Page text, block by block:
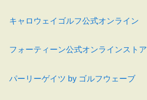
キャロウェイゴルフ公式オンライン
フォーティーン公式オンラインストア
パーリーゲイツ by ゴルフウェーブ